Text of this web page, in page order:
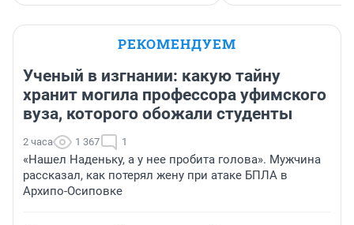
РЕКОМЕНДУЕМ
Ученый в изгнании: какую тайну
хранит могила профессора уфимского
вуза, которого обожали студенты
2 часа 1 367 1
«Нашел Наденьку, а у нее пробита голова». Мужчина
рассказал, как потерял жену при атаке БПЛА в
Архипо-Осиповке